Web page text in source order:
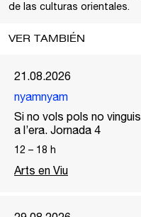
de las culturas orientales.
VER TAMBIÉN
21.08.2026
nyamnyam
Si no vols pols no vinguis
a l’era. Jornada 4
12 – 18 h
Arts en Viu